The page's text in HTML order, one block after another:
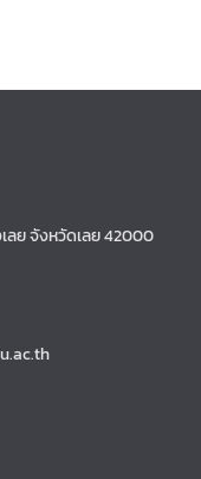
ลย จังหวัดเลย 42000